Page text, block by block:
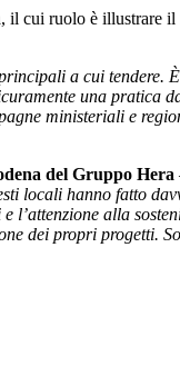
il cui ruolo è illustrare
a cui tendere.
una pratica
ministeriali e
del Gruppo Hera
locali hanno fatto
l’attenzione alla
dei propri progetti.